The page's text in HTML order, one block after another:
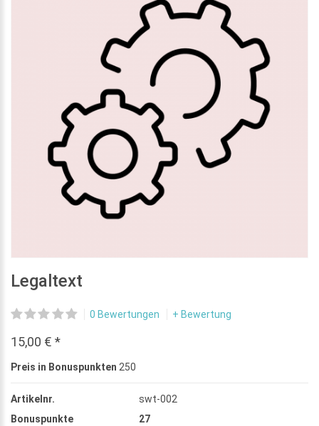
Legaltext
0 Bewertungen + Bewertung
15,00 € *
Preis in Bonuspunkten 250
Artikelnr.
swt-002
Bonuspunkte
27